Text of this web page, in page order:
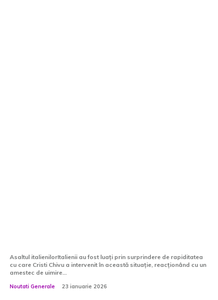
Asaltul italienilorItalienii au fost luați prin surprindere de rapiditatea
cu care Cristi Chivu a intervenit în această situație, reacționând cu un
amestec de uimire...
Noutati Generale 23 ianuarie 2026